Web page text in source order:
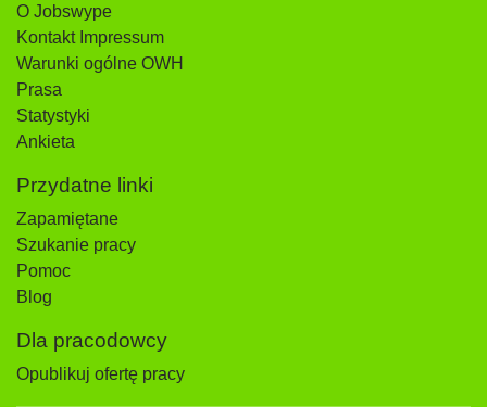
O Jobswype
Kontakt Impressum
Warunki ogólne OWH
Prasa
Statystyki
Ankieta
Przydatne linki
Zapamiętane
Szukanie pracy
Pomoc
Blog
Dla pracodowcy
Opublikuj ofertę pracy